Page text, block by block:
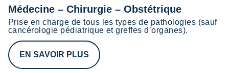
Médecine – Chirurgie – Obstétrique
Prise en charge de tous les types de pathologies (sauf
cancérologie pédiatrique et greffes d’organes).
EN SAVOIR PLUS